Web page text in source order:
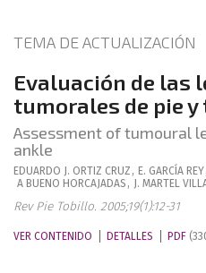
TEMA DE ACTUALIZACIÓN
Evaluación de las
tumorales de pie
Assessment of tumoural
ankle
EDUARDO J. ORTIZ CRUZ , E. GARCÍA REY
A BUENO HORCAJADAS , J. MARTEL
Rev Pie Tobillo. 2005;19(1):12-31
VER CONTENIDO DETALLES PDF